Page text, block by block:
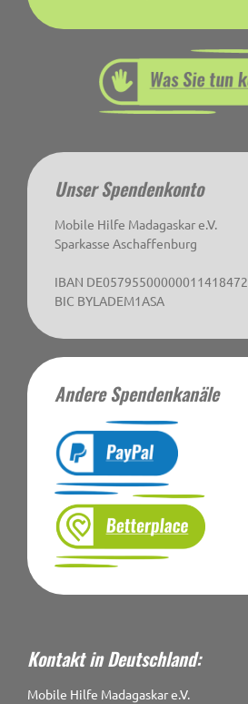
Unser Spendenkonto
Mobile Hilfe Madagaskar e.V.
Sparkasse Aschaffenburg
IBAN DE05795500000011418472
BIC BYLADEM1ASA
Andere Spendenkanäle
Kontakt in Deutschland:
Mobile Hilfe Madagaskar e.V.